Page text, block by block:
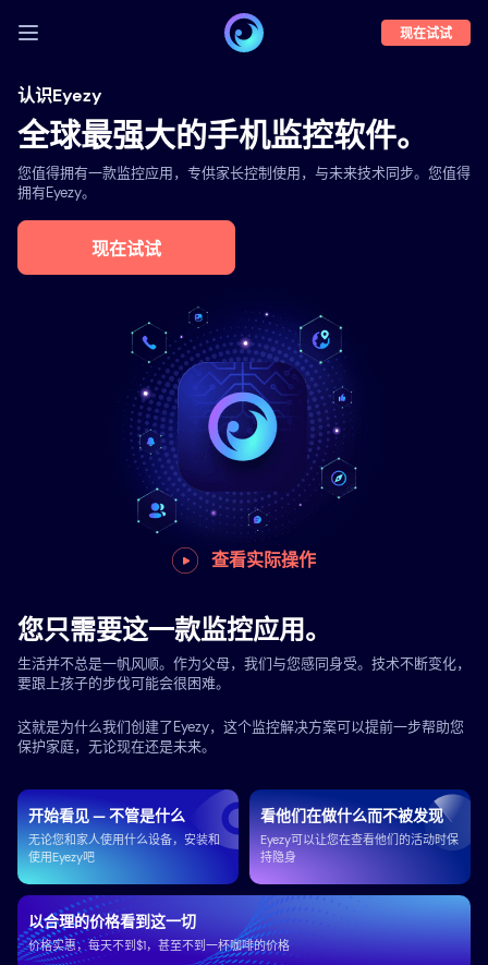
登录
演示
功能
关于我们
现在试试
认识Eyezy
全球最强大的手机监控软件。
您值得拥有一款监控应用，专供家长控制使用，与未来技术同步。您值得
拥有Eyezy。
现在试试
查看实际操作
您只需要这一款监控应用。
生活并不总是一帆风顺。作为父母，我们与您感同身受。技术不断变化，
要跟上孩子的步伐可能会很困难。
这就是为什么我们创建了Eyezy，这个监控解决方案可以提前一步帮助您
保护家庭，无论现在还是未来。
开始看见 — 不管是什么
无论您和家人使用什么设备，安装和
使用Eyezy吧
看他们在做什么而不被发现
Eyezy可以让您在查看他们的活动时保
持隐身
以合理的价格看到这一切
价格实惠，每天不到$1，甚至不到一杯咖啡的价格